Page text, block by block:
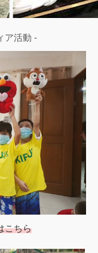
ア活動 -
こちら